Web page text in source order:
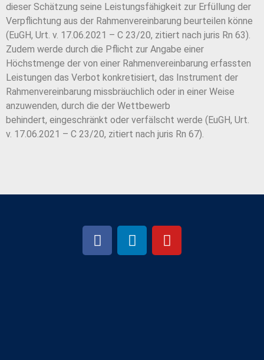
dieser Schätzung seine Leistungsfähigkeit zur Erfüllung der
Verpflichtung aus der Rahmenvereinbarung beurteilen könne
(EuGH, Urt. v. 17.06.2021 – C 23/20, zitiert nach juris Rn 63).
Zudem werde durch die Pflicht zur Angabe einer
Höchstmenge der von einer Rahmenvereinbarung erfassten
Leistungen das Verbot konkretisiert, das Instrument der
Rahmenvereinbarung missbräuchlich oder in einer Weise
anzuwenden, durch die der Wettbewerb
behindert, eingeschränkt oder verfälscht werde (EuGH, Urt.
v. 17.06.2021 – C 23/20, zitiert nach juris Rn 67).